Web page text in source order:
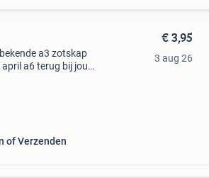
a3 zotskap
a6 terug bij jou
of Verzenden
€ 3,95
3 aug 26